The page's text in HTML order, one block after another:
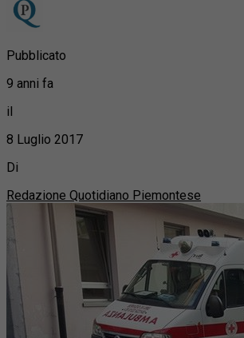
Pubblicato
9 anni fa
il
8 Luglio 2017
Di
Redazione Quotidiano Piemontese